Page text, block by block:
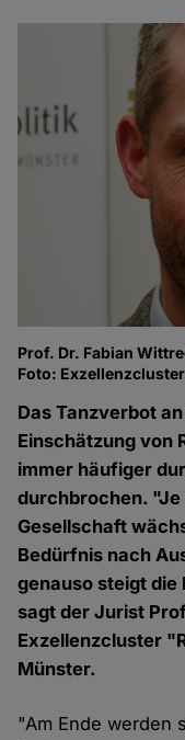
Prof. Dr. Fabian
Foto:
Das Tanzverbot
Einschätzung von
immer häufiger
durchbrochen.
Gesellschaft
Bedürfnis nach
genauso steigt
sagt der Jurist
Exzellenzcluster
Münster.
"Am Ende werden